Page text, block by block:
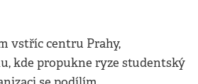
vstříc centru Prahy,
kde propukne ryze studentský